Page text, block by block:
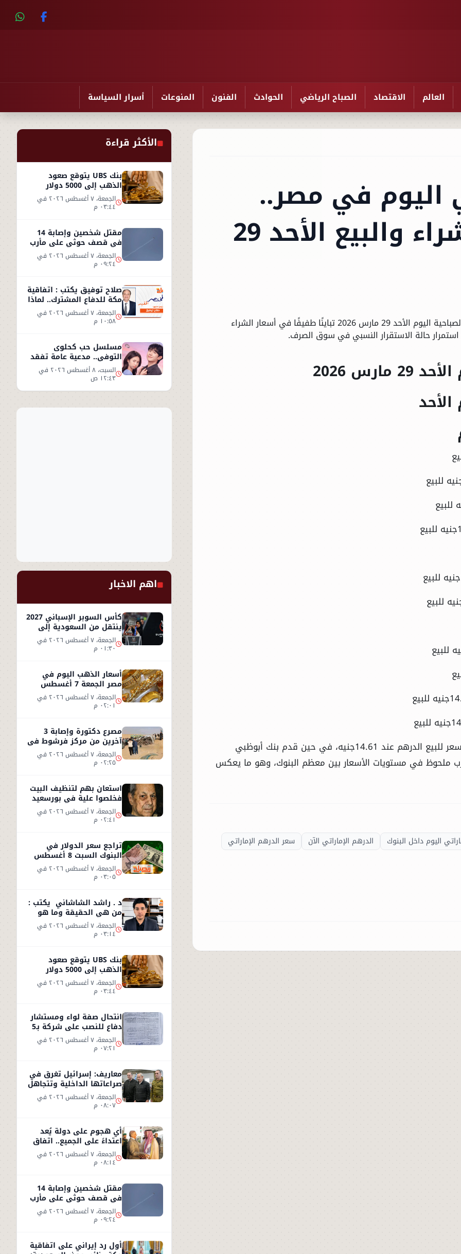
العالم الاقتصاد الصباح الرياضي الحوادث الفنون المنوعات أسرار السياسة
اليوم في مصر..
استقرار سعر الشراء والبيع الأحد 29
شهد سعر الدرهم الإماراتي في مصر خلال التعاملات الصباحية اليوم الأحد 29 مارس 2026 تباينًا طفيفًا في أسعار الشراء
استمرار حالة الاستقرار النسبي في سوق الصرف.
2026
ويكون بذلك سجل مصرف أبوظبي الإسلامي أعلى سعر للبيع الدرهم عند 14.61جنيه، في حين قدم بنك أبوظبي
عند 14.26جنيه، وسط تقارب ملحوظ في مستويات الأسعار بين معظم البنوك، وهو ما يعكس
اليوم داخل البنوك الدرهم الإماراتي الآن
سعر الدرهم الإماراتي
الأكثر قراءة
بنك UBS يتوقع صعود
الذهب إلى 5000 دولار
للأوقية - التفاصيل الجمعة، ٧ أغسطس ٢٠٢٦ في
٠٣:٤٤ م
مقتل شخصين وإصابة 14
في قصف حوثي على مأرب
الجمعة، ٧ أغسطس ٢٠٢٦ في
٠٩:٢٤ م
صلاح توفيق يكتب : اتفاقية
مكة للدفاع المشترك.. لماذا
غابت مصر؟ الجمعة، ٧ أغسطس ٢٠٢٦ في
١٠:٥٨ م
مسلسل حب كحلوى
التوفي.. مدعية عامة تفقد
ذاكرتها وتبدأ قصة حب
غامضة السبت، ٨ أغسطس ٢٠٢٦ في
١٢:٤٣ ص
اهم الاخبار
كأس السوبر الإسباني 2027
ينتقل من السعودية إلى
إسطنبول الجمعة، ٧ أغسطس ٢٠٢٦ في
٠١:٣٠ م
أسعار الذهب اليوم في
مصر الجمعة 7 أغسطس
2026.. عيار 21 يسجل 5970
جنيهاً الجمعة، ٧ أغسطس ٢٠٢٦ في
٠٢:٠١ م
مصرع دكتورة وإصابة 3
آخرين من مركز فرشوط في
حادث على الطريق
الصحراوي الغربي الجمعة، ٧ أغسطس ٢٠٢٦ في
٠٢:٢٥ م
استعان بهم لتنظيف البيت
فخلصوا علية في بورسعيد
الجمعة، ٧ أغسطس ٢٠٢٦ في
٠٢:٤١ م
تراجع سعر الدولار في
البنوك السبت 8 أغسطس
2026.. استقرار عند 49.71
جنيه الجمعة، ٧ أغسطس ٢٠٢٦ في
٠٣:٠٥ م
د . راشد الشاشاني يكتب :
من هي الحقيقة وما هو
الكذب الجمعة، ٧ أغسطس ٢٠٢٦ في
٠٣:١٤ م
بنك UBS يتوقع صعود
الذهب إلى 5000 دولار
للأوقية - التفاصيل الجمعة، ٧ أغسطس ٢٠٢٦ في
٠٣:٤٤ م
انتحال صفة لواء ومستشار
دفاع للنصب على شركة بـ5
ملايين جنيه داخل هيئة
الاستثمار الجمعة، ٧ أغسطس ٢٠٢٦ في
٠٧:٢١ م
معاريف: إسرائيل تغرق في
صراعاتها الداخلية وتتجاهل
«تسونامي» سياسيًا قادمًا
من أمريكا الجمعة، ٧ أغسطس ٢٠٢٦ في
٠٨:٠٧ م
أي هجوم على دولة يُعد
اعتداءً على الجميع.. اتفاق
دفاعي جديد في مكة الجمعة، ٧ أغسطس ٢٠٢٦ في
٠٨:١٤ م
مقتل شخصين وإصابة 14
في قصف حوثي على مأرب
الجمعة، ٧ أغسطس ٢٠٢٦ في
٠٩:٢٤ م
أول رد إيراني على اتفاقية